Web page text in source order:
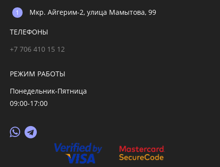
Мкр. Айгерим-2, улица Мамытова, 99
ТЕЛЕФОНЫ
+7 706 410 15 12
РЕЖИМ РАБОТЫ
Понедельник-Пятница
09:00-17:00